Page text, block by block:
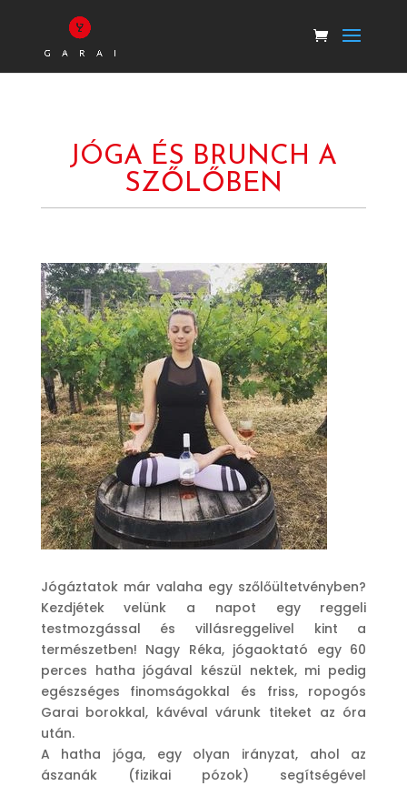
JÓGA ÉS BRUNCH A
SZŐLŐBEN
Jógáztatok már valaha egy szőlőültetvényben?
Kezdjétek velünk a napot egy reggeli
testmozgással és villásreggelivel kint a
természetben! Nagy Réka, jógaoktató egy 60
perces hatha jógával készül nektek, mi pedig
egészséges finomságokkal és friss, ropogós
Garai borokkal, kávéval várunk titeket az óra
után.
A hatha jóga, egy olyan irányzat, ahol az
ászanák (fizikai pózok) segítségével